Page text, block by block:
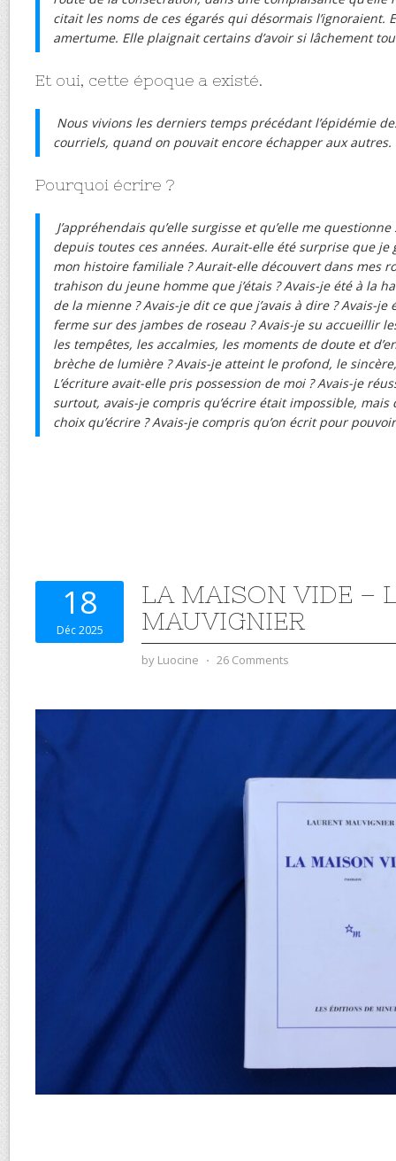
citait les noms de ces égarés qui désormais l’ignoraient.
amertume. Elle plaignait certains d’avoir si lâchement
Et oui, cette époque a existé.
Nous vivions les derniers temps précédant l’épidémie
courriels, quand on pouvait encore échapper aux autres.
Pourquoi écrire ?
J’appréhendais qu’elle surgisse et qu’elle me
depuis toutes ces années. Aurait-elle été surprise que je
mon histoire familiale ? Aurait-elle découvert dans mes
trahison du jeune homme que j’étais ? Avais-je été à la
de la mienne ? Avais-je dit ce que j’avais à dire ? Avais-je
ferme sur des jambes de roseau ? Avais-je su accueillir
les tempêtes, les accalmies, les moments de doute et
brèche de lumière ? Avais-je atteint le profond, le
L’écriture avait-elle pris possession de moi ? Avais-je
surtout, avais-je compris qu’écrire était impossible, mais
choix qu’écrire ? Avais-je compris qu’on écrit pour
18
Déc 2025
LA MAISON VIDE –
MAUVIGNIER
by Luocine ⋅ 26 Comments